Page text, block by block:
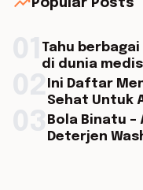
Popular Posts
Tahu
di dunia medis
Ini Daftar
Sehat Untuk
Bola Binatu
Deterjen